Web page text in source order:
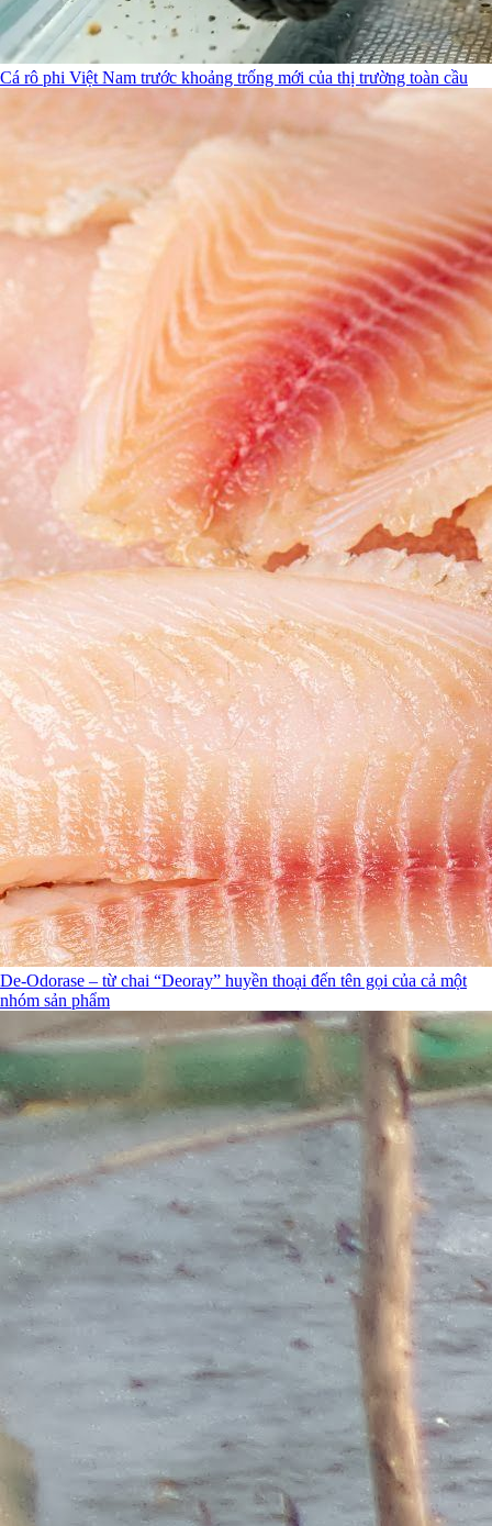
Cá rô phi Việt Nam trước khoảng trống mới của thị trường toàn cầu
De-Odorase – từ chai “Deoray” huyền thoại đến tên gọi của cả một
nhóm sản phẩm